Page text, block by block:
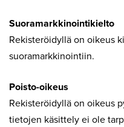
Suoramarkkinointikielto
Rekisteröidyllä on oikeus
suoramarkkinointiin.
Poisto-oikeus
Rekisteröidyllä on oikeus
tietojen käsittely ei ole